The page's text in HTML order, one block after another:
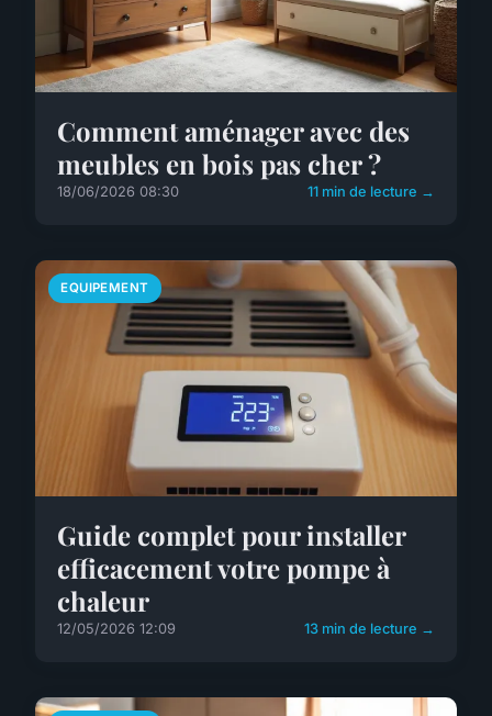
Comment aménager avec des
meubles en bois pas cher ?
18/06/2026 08:30 11 min de lecture →
EQUIPEMENT
Guide complet pour installer
efficacement votre pompe à
chaleur
12/05/2026 12:09 13 min de lecture →